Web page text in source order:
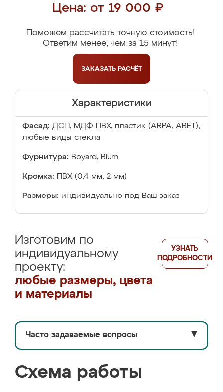
Цена: от 19 000 ₽
Поможем рассчитать точную стоимость!
Ответим менее, чем за 15 минут!
ЗАКАЗАТЬ РАСЧЁТ
Характеристики
Фасад: ДСП, МДФ ПВХ, пластик (ARPA, ABET),
любые виды стекла
Фурнитура: Boyard, Blum
Кромка: ПВХ (0,4 мм, 2 мм)
Размеры: индивидуально под Ваш заказ
Изготовим по
индивидуальному
проекту:
любые размеры, цвета
и материалы
УЗНАТЬ
ПОДРОБНОСТИ
Часто задаваемые вопросы ▼
Схема работы